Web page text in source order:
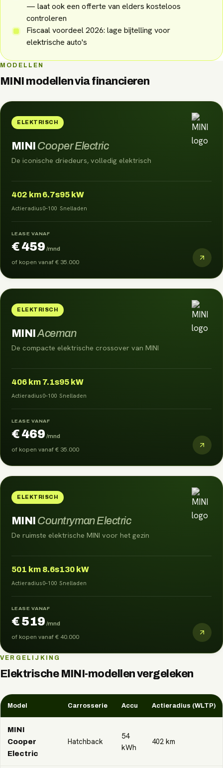
— laat ook een offerte van elders kosteloos
controleren
Fiscaal voordeel 2026: lage bijtelling voor
elektrische auto's
MODELLEN
MINI modellen viafinancieren
ELEKTRISCH
MINI Cooper Electric
De iconische driedeurs, volledig elektrisch
402 km
Actieradius
6.7s
0–100
95 kW
Snelladen
LEASE VANAF
€ 459 /mnd
of kopen vanaf€ 35.000
ELEKTRISCH
MINIAceman
De compacte elektrische crossover van MINI
406 km
Actieradius
7.1s
0–100
95 kW
Snelladen
LEASE VANAF
€ 469 /mnd
of kopen vanaf€ 35.000
ELEKTRISCH
MINI Countryman Electric
De ruimste elektrische MINI voor het gezin
501 km
Actieradius
8.6s
0–100
130 kW
Snelladen
LEASE VANAF
€ 519 /mnd
of kopen vanaf€ 40.000
VERGELIJKING
Elektrische MINI-modellen vergeleken
Model Carrosserie Accu Actieradius (WLTP)
MINI
Cooper
Electric
Hatchback
54
kWh
402 km